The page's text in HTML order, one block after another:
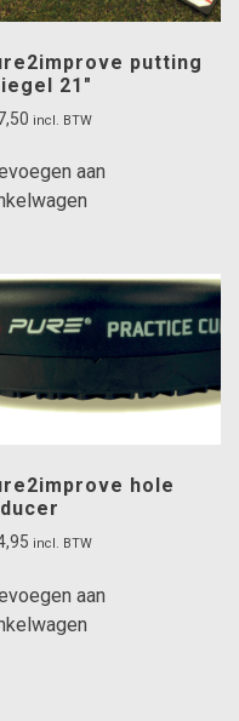
putting
21″
incl. BTW
aan
hole
incl. BTW
aan